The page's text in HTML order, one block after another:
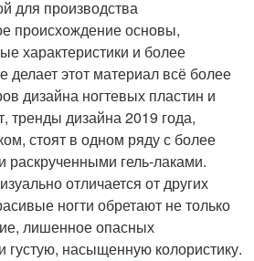
для производства
происхождение основы,
характеристики и более
этот материал всё более
дизайна ногтевых пластин и
тренды дизайна 2019 года,
стоят в одном ряду с более
раскрученными гель-лаками.
отличается от других
ногти обретают не только
лишенное опасных
густую, насыщенную колористику.